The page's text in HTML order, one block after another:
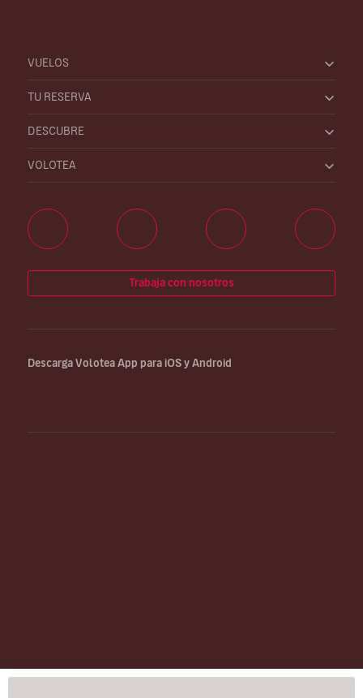
VUELOS
TU RESERVA
DESCUBRE
VOLOTEA
Trabaja con nosotros
Descarga Volotea App para iOS y Android